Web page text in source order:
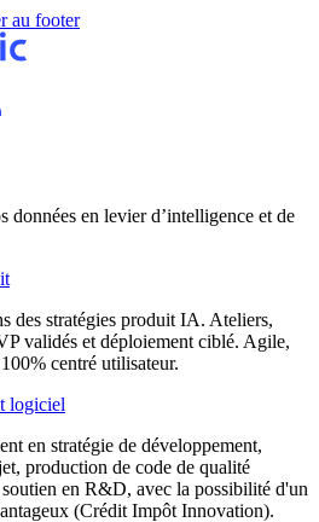
au footer
données en levier d’intelligence et de
des stratégies produit IA. Ateliers,
validés et déploiement ciblé. Agile,
centré utilisateur.
logiciel
en stratégie de développement,
production de code de qualité
en R&D, avec la possibilité d'un
(Crédit Impôt Innovation).